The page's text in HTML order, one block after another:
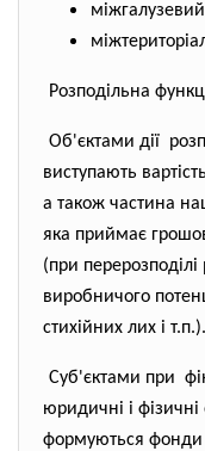
Розподільна
Об'єктами дії
виступають
а також частина
яка приймає
(при
виробничого
стихійних лих і т.п.).
Суб'єктами при
юридичні і
формуються фонди